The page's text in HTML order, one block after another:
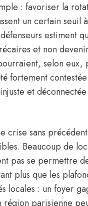
: favoriser la
un certain seuil
estiment
et non
selon eux,
fortement
et
crise sans
Beaucoup de
pas se permettre
plus que les
locales : un foyer
région parisienne